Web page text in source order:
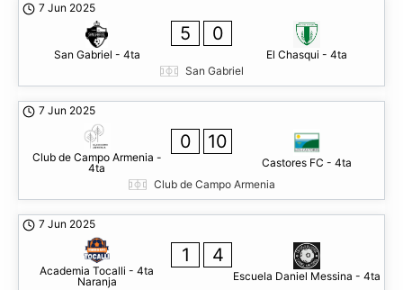
7 Jun 2025
San Gabriel - 4ta
5 0
El Chasqui - 4ta
San Gabriel
7 Jun 2025
Club de Campo Armenia -
4ta
0 10
Castores FC - 4ta
Club de Campo Armenia
7 Jun 2025
Academia Tocalli - 4ta
Naranja
1 4
Escuela Daniel Messina - 4ta